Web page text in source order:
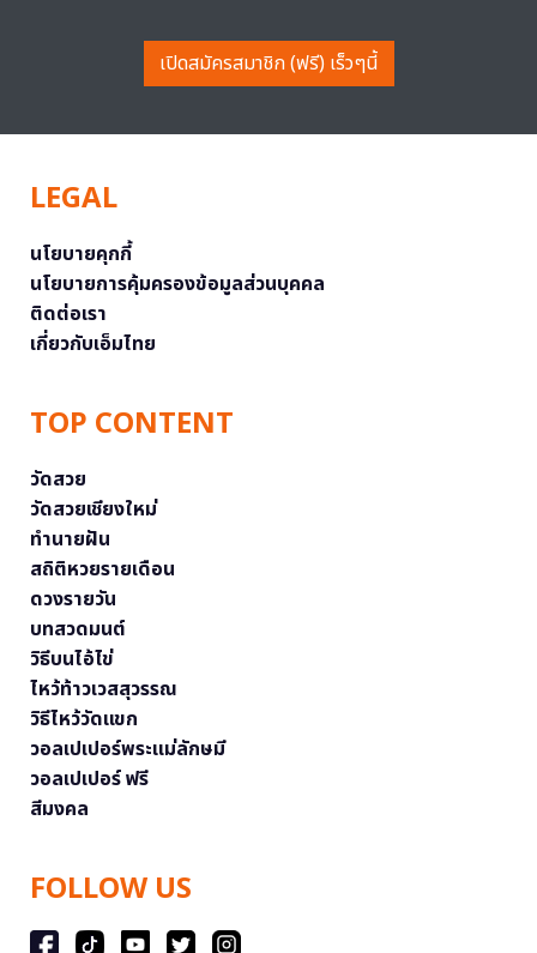
เปิดสมัครสมาชิก (ฟรี) เร็วๆนี้
LEGAL
นโยบายคุกกี้
นโยบายการคุ้มครองข้อมูลส่วนบุคคล
ติดต่อเรา
เกี่ยวกับเอ็มไทย
TOP CONTENT
วัดสวย
วัดสวยเชียงใหม่
ทำนายฝัน
สถิติหวยรายเดือน
ดวงรายวัน
บทสวดมนต์
วิธีบนไอ้ไข่
ไหว้ท้าวเวสสุวรรณ
วิธีไหว้วัดแขก
วอลเปเปอร์พระแม่ลักษมี
วอลเปเปอร์ ฟรี
สีมงคล
FOLLOW US